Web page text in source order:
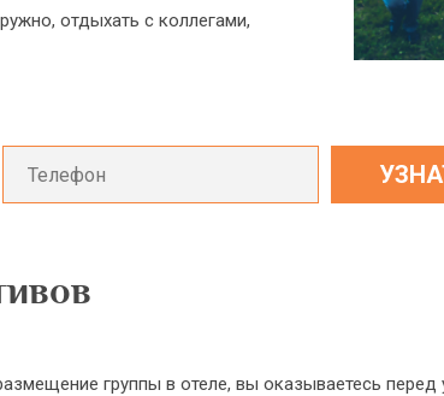
отдыхать с коллегами,
группы в отеле, вы оказываетесь